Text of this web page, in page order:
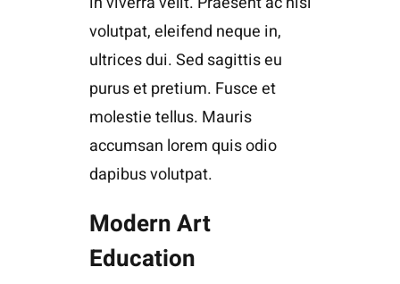
volutpat, eleifend neque in,
ultrices dui. Sed sagittis eu
purus et pretium. Fusce et
molestie tellus. Mauris
accumsan lorem quis odio
dapibus volutpat.
Modern Art
Education